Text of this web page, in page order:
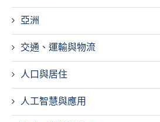
亞洲
交通、運輸與物流
人口與居住
人工智慧與應用